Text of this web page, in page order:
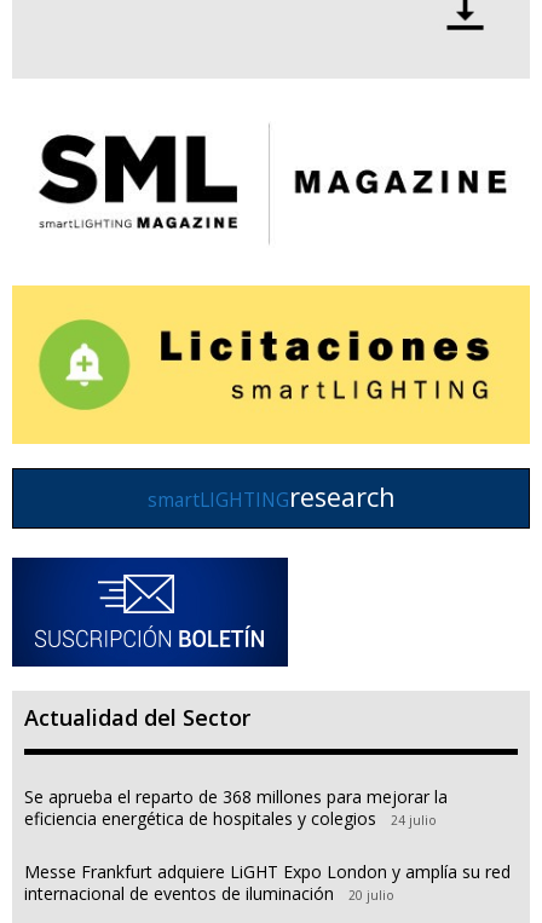
smartLIGHTINGresearch
Actualidad del Sector
Se aprueba el reparto de 368 millones para mejorar la
eficiencia energética de hospitales y colegios
24 julio
Messe Frankfurt adquiere LiGHT Expo London y amplía su red
internacional de eventos de iluminación
20 julio